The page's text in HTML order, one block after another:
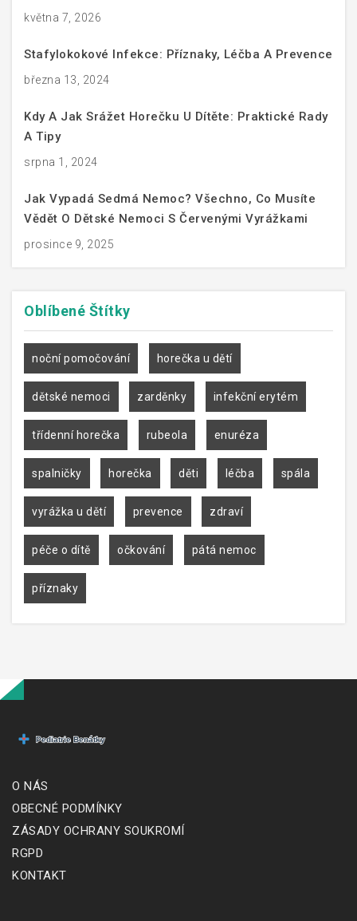
května 7, 2026
Stafylokokové Infekce: Příznaky, Léčba A Prevence
března 13, 2024
Kdy A Jak Srážet Horečku U Dítěte: Praktické Rady
A Tipy
srpna 1, 2024
Jak Vypadá Sedmá Nemoc? Všechno, Co Musíte
Vědět O Dětské Nemoci S Červenými Vyrážkami
prosince 9, 2025
Oblíbené Štítky
noční pomočování horečka u dětí
dětské nemoci zarděnky infekční erytém
třídenní horečka rubeola enuréza
spalničky horečka děti léčba spála
vyrážka u dětí prevence zdraví
péče o dítě očkování pátá nemoc
příznaky
O NÁS
OBECNÉ PODMÍNKY
ZÁSADY OCHRANY SOUKROMÍ
RGPD
KONTAKT